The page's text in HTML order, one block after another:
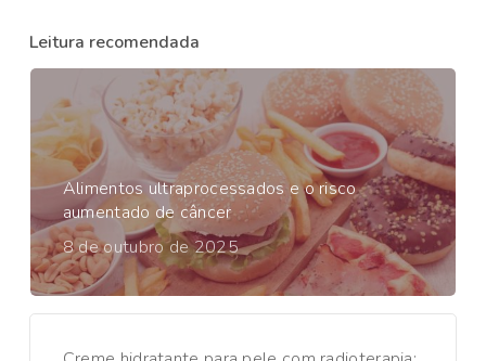
Leitura recomendada
Alimentos ultraprocessados e o risco
aumentado de câncer
8 de outubro de 2025